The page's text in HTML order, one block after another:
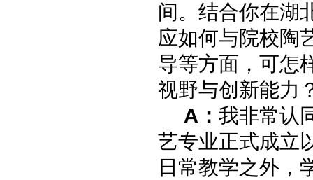
间。结合你在湖
应如何与院校陶
导等方面，可怎
视野与创新能力
A：我非常认
艺专业正式成立
日常教学之外，